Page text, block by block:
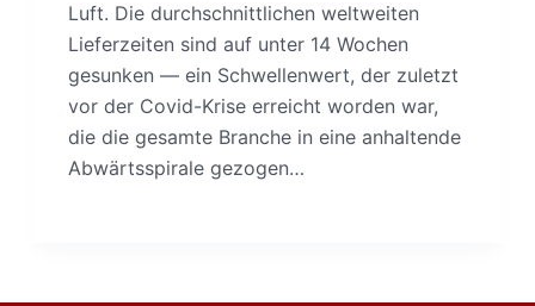
Luft. Die durchschnittlichen weltweiten
Lieferzeiten sind auf unter 14 Wochen
gesunken — ein Schwellenwert, der zuletzt
vor der Covid-Krise erreicht worden war,
die die gesamte Branche in eine anhaltende
Abwärtsspirale gezogen…